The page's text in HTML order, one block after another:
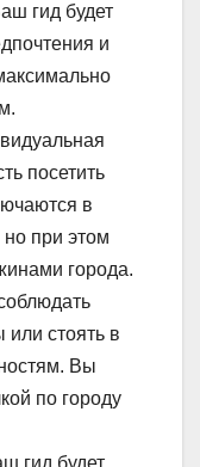
гид будет
и
посетить
в
при этом
города.
стоять в
Вы
по городу